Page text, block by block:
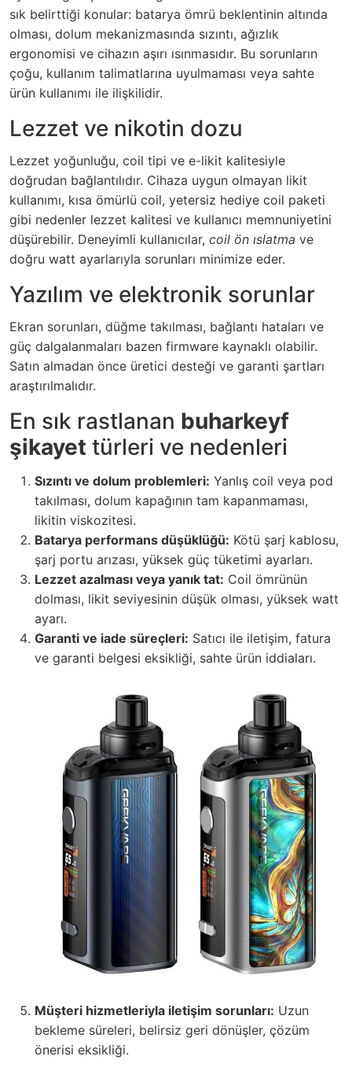
sık belirttiği konular: batarya ömrü beklentinin altında
olması, dolum mekanizmasında sızıntı, ağızlık
ergonomisi ve cihazın aşırı ısınmasıdır. Bu sorunların
çoğu, kullanım talimatlarına uyulmaması veya sahte
ürün kullanımı ile ilişkilidir.
Lezzet ve nikotin dozu
Lezzet yoğunluğu, coil tipi ve e-likit kalitesiyle
doğrudan bağlantılıdır. Cihaza uygun olmayan likit
kullanımı, kısa ömürlü coil, yetersiz hediye coil paketi
gibi nedenler lezzet kalitesi ve kullanıcı memnuniyetini
düşürebilir. Deneyimli kullanıcılar, coil ön ıslatma ve
doğru watt ayarlarıyla sorunları minimize eder.
Yazılım ve elektronik sorunlar
Ekran sorunları, düğme takılması, bağlantı hataları ve
güç dalgalanmaları bazen firmware kaynaklı olabilir.
Satın almadan önce üretici desteği ve garanti şartları
araştırılmalıdır.
En sık rastlanan buharkeyf
şikayet türleri ve nedenleri
Sızıntı ve dolum problemleri: Yanlış coil veya pod
takılması, dolum kapağının tam kapanmaması,
likitin viskozitesi.
Batarya performans düşüklüğü: Kötü şarj kablosu,
şarj portu arızası, yüksek güç tüketimi ayarları.
Lezzet azalması veya yanık tat: Coil ömrünün
dolması, likit seviyesinin düşük olması, yüksek watt
ayarı.
Garanti ve iade süreçleri: Satıcı ile iletişim, fatura
ve garanti belgesi eksikliği, sahte ürün iddiaları.
Müşteri hizmetleriyla iletişim sorunları: Uzun
bekleme süreleri, belirsiz geri dönüşler, çözüm
önerisi eksikliği.